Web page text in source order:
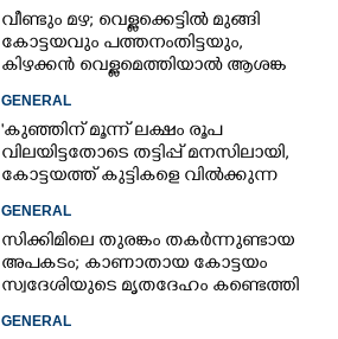
വീണ്ടും മഴ; വെള്ളക്കെട്ടിൽ മുങ്ങി
കോട്ടയവും പത്തനംതിട്ടയും,
കിഴക്കൻ വെള്ളമെത്തിയാൽ ആശങ്ക
GENERAL
'കുഞ്ഞിന് മൂന്ന് ലക്ഷം രൂപ
വിലയിട്ടതോടെ തട്ടിപ്പ് മനസിലായി,
കോട്ടയത്ത് കുട്ടികളെ വിൽക്കുന്ന
വെളിപ്പെടുത്തലുമായി ഗർഭിണി
GENERAL
സിക്കിമിലെ തുരങ്കം തകർന്നുണ്ടായ
അപകടം; കാണാതായ കോട്ടയം
സ്വദേശിയുടെ മൃതദേഹം കണ്ടെത്തി
GENERAL